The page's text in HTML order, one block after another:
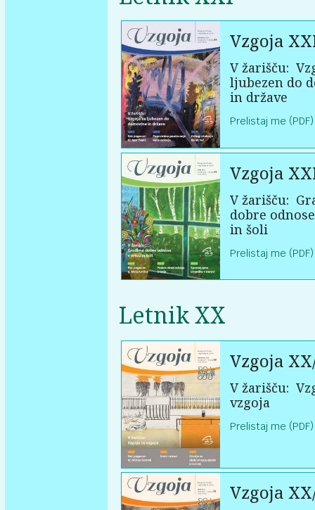
Vzgoja
V žarišču:
ljubezen do
in države
Prelistaj me (PDF)
Vzgoja
V žarišču:
dobre
in šoli
Prelistaj me (PDF)
Letnik XX
Vzgoja
V žarišču:
vzgoja
Prelistaj me (PDF)
Vzgoja